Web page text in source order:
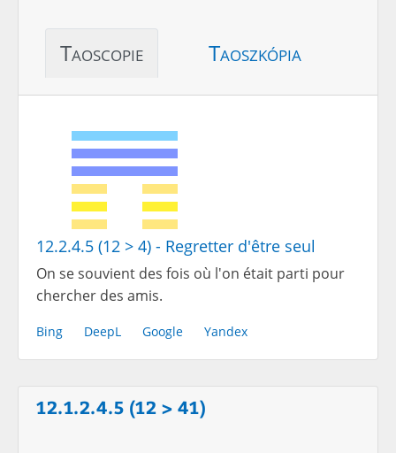
Taoscopie Taoszkópia
12.2.4.5 (12 > 4) - Regretter d'être seul
On se souvient des fois où l'on était parti pour
chercher des amis.
Bing DeepL Google Yandex
12.1.2.4.5 (12 > 41)